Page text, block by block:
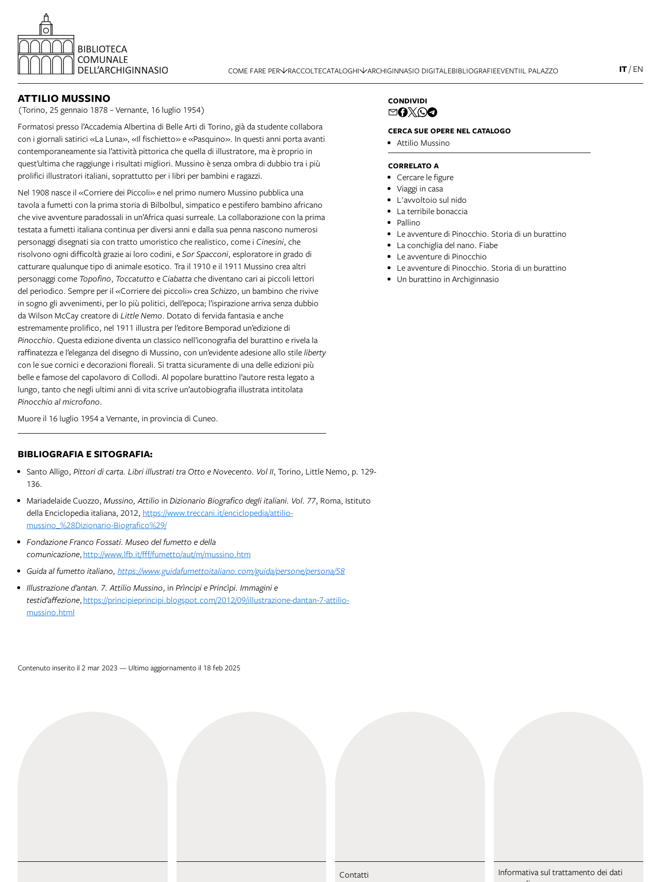
COME FARE PER RACCOLTECATALOGHI ARCHIGINNASIO DIGITALEBIBLIOGRAFIEEVENTIIL PALAZZO IT/EN
ATTILIO MUSSINO
(Torino, 25 gennaio 1878 – Vernante, 16 luglio 1954)
Formatosi presso l’Accademia Albertina di Belle Arti di Torino, già da studente collabora
con i giornali satirici «La Luna», «Il fischietto» e «Pasquino». In questi anni porta avanti
contemporaneamente sia l’attività pittorica che quella di illustratore, ma è proprio in
quest’ultima che raggiunge i risultati migliori. Mussino è senza ombra di dubbio tra i più
prolifici illustratori italiani, soprattutto per i libri per bambini e ragazzi.
Nel 1908 nasce il «Corriere dei Piccoli» e nel primo numero Mussino pubblica una
tavola a fumetti con la prima storia di Bilbolbul, simpatico e pestifero bambino africano
che vive avventure paradossali in un’Africa quasi surreale. La collaborazione con la prima
testata a fumetti italiana continua per diversi anni e dalla sua penna nascono numerosi
personaggi disegnati sia con tratto umoristico che realistico, come i Cinesini, che
risolvono ogni difficoltà grazie ai loro codini, eSor Spacconi, esploratore in grado di
catturare qualunque tipo di animale esotico. Tra il 1910 e il 1911 Mussino crea altri
personaggi come Topofino, Toccatutto e Ciabatta che diventano cari ai piccoli lettori
del periodico. Sempre per il «Corriere dei piccoli» creaSchizzo, un bambino che rivive
in sogno gli avvenimenti, per lo più politici, dell’epoca; l’ispirazione arriva senza dubbio
da Wilson McCay creatore di Little Nemo. Dotato di fervida fantasia e anche
estremamente prolifico, nel 1911 illustra per l’editore Bemporad un’edizione di
Pinocchio. Questa edizione diventa un classico nell’iconografia del burattino e rivela la
raffinatezza e l’eleganza del disegno di Mussino, con un’evidente adesione allo stileliberty
con le sue cornici e decorazioni floreali. Si tratta sicuramente di una delle edizioni più
belle e famose del capolavoro di Collodi. Al popolare burattino l’autore resta legato a
lungo, tanto che negli ultimi anni di vita scrive un’autobiografia illustrata intitolata
Pinocchio al microfono.
Muore il 16 luglio 1954 a Vernante, in provincia di Cuneo.
BIBLIOGRAFIA E SITOGRAFIA:
Santo Alligo, Pittori di carta. Libri illustrati tra Otto e Novecento. Vol II, Torino, Little Nemo, p. 129-
136.
Mariadelaide Cuozzo, Mussino, Attilio in Dizionario Biografico degli italiani. Vol. 77, Roma, Istituto
della Enciclopedia italiana, 2012, https://www.treccani.it/enciclopedia/attilio-
mussino_%28Dizionario-Biografico%29/
Fondazione Franco Fossati. Museo del fumetto e della
comunicazione,http://www.lfb.it/fff/fumetto/aut/m/mussino.htm
Guida al fumetto italiano, https://www.guidafumettoitaliano.com/guida/persone/persona/58
Illustrazione d’antan. 7. Attilio Mussino, in Prìncipi e Princìpi. Immagini e
testid’affezione,https://principieprincipi.blogspot.com/2012/09/illustrazione-dantan-7-attilio-
mussino.html
CONDIVIDI
CERCA SUE OPERE NEL CATALOGO
Attilio Mussino
CORRELATO A
Cercare le figure
Viaggi in casa
L'avvoltoio sul nido
La terribile bonaccia
Pallino
Le avventure di Pinocchio. Storia di un burattino
La conchiglia del nano. Fiabe
Le avventure di Pinocchio
Le avventure di Pinocchio. Storia di un burattino
Un burattino in Archiginnasio
Contenuto inserito il 2 mar 2023 — Ultimo aggiornamento il 18 feb 2025
Contatti
Informativa sul trattamento dei dati